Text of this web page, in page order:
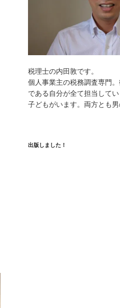
税理士の内田敦です。
個人事業主の税務調査専門
である自分が全て担当して
子どもがいます。両方とも男
出版しました！